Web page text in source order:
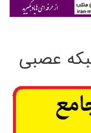
عصبی